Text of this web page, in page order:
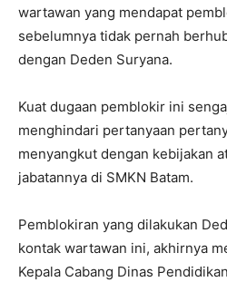
wartawan yang mendapat
sebelumnya tidak pernah
dengan Deden Suryana.
Kuat dugaan pemblokir ini
menghindari pertanyaan
menyangkut dengan kebijakan
jabatannya di SMKN Batam.
Pemblokiran yang dilakukan
kontak wartawan ini, akhirnya
Kepala Cabang Dinas